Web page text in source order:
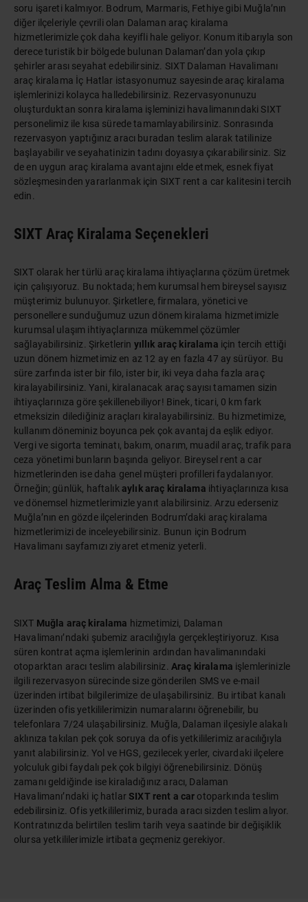
soru işareti kalmıyor. Bodrum, Marmaris, Fethiye gibi Muğla’nın
diğer ilçeleriyle çevrili olan Dalaman araç kiralama
hizmetlerimizle çok daha keyifli hale geliyor. Konum itibarıyla son
derece turistik bir bölgede bulunan Dalaman’dan yola çıkıp
şehirler arası seyahat edebilirsiniz. SIXT Dalaman Havalimanı
araç kiralama İç Hatlar istasyonumuz sayesinde araç kiralama
işlemlerinizi kolayca halledebilirsiniz. Rezervasyonunuzu
oluşturduktan sonra kiralama işleminizi havalimanındaki SIXT
personelimiz ile kısa sürede tamamlayabilirsiniz. Sonrasında
rezervasyon yaptığınız aracı buradan teslim alarak tatilinize
başlayabilir ve seyahatinizin tadını doyasıya çıkarabilirsiniz. Siz
de en uygun araç kiralama avantajını elde etmek, esnek fiyat
sözleşmesinden yararlanmak için SIXT rent a car kalitesini tercih
edin.
SIXT Araç Kiralama Seçenekleri
SIXT olarak her türlü araç kiralama ihtiyaçlarına çözüm üretmek
için çalışıyoruz. Bu noktada; hem kurumsal hem bireysel sayısız
müşterimiz bulunuyor. Şirketlere, firmalara, yönetici ve
personellere sunduğumuz uzun dönem kiralama hizmetimizle
kurumsal ulaşım ihtiyaçlarınıza mükemmel çözümler
sağlayabilirsiniz. Şirketlerin yıllık araç kiralama için tercih ettiği
uzun dönem hizmetimiz en az 12 ay en fazla 47 ay sürüyor. Bu
süre zarfında ister bir filo, ister bir, iki veya daha fazla araç
kiralayabilirsiniz. Yani, kiralanacak araç sayısı tamamen sizin
ihtiyaçlarınıza göre şekillenebiliyor! Binek, ticari, 0 km fark
etmeksizin dilediğiniz araçları kiralayabilirsiniz. Bu hizmetimize,
kullanım döneminiz boyunca pek çok avantaj da eşlik ediyor.
Vergi ve sigorta teminatı, bakım, onarım, muadil araç, trafik para
ceza yönetimi bunların başında geliyor. Bireysel rent a car
hizmetlerinden ise daha genel müşteri profilleri faydalanıyor.
Örneğin; günlük, haftalık aylık araç kiralama ihtiyaçlarınıza kısa
ve dönemsel hizmetlerimizle yanıt alabilirsiniz. Arzu ederseniz
Muğla’nın en gözde ilçelerinden Bodrum’daki araç kiralama
hizmetlerimizi de inceleyebilirsiniz. Bunun için Bodrum
Havalimanı sayfamızı ziyaret etmeniz yeterli.
Araç Teslim Alma & Etme
SIXT Muğla araç kiralama hizmetimizi, Dalaman
Havalimanı’ndaki şubemiz aracılığıyla gerçekleştiriyoruz. Kısa
süren kontrat açma işlemlerinin ardından havalimanındaki
otoparktan aracı teslim alabilirsiniz. Araç kiralama işlemlerinizle
ilgili rezervasyon sürecinde size gönderilen SMS ve e-mail
üzerinden irtibat bilgilerimize de ulaşabilirsiniz. Bu irtibat kanalı
üzerinden ofis yetkililerimizin numaralarını öğrenebilir, bu
telefonlara 7/24 ulaşabilirsiniz. Muğla, Dalaman ilçesiyle alakalı
aklınıza takılan pek çok soruya da ofis yetkililerimiz aracılığıyla
yanıt alabilirsiniz. Yol ve HGS, gezilecek yerler, civardaki ilçelere
yolculuk gibi faydalı pek çok bilgiyi öğrenebilirsiniz. Dönüş
zamanı geldiğinde ise kiraladığınız aracı, Dalaman
Havalimanı’ndaki iç hatlar SIXT rent a car otoparkında teslim
edebilirsiniz. Ofis yetkililerimiz, burada aracı sizden teslim alıyor.
Kontratınızda belirtilen teslim tarih veya saatinde bir değişiklik
olursa yetkililerimizle irtibata geçmeniz gerekiyor.